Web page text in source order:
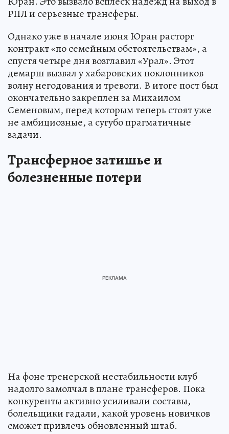
РПЛ и серьезные трансферы.
Однако уже в начале июня Юран расторг
контракт «по семейным обстоятельствам», а
спустя четыре дня возглавил «Урал». Этот
демарш вызвал у хабаровских поклонников
волну негодования и тревоги. В итоге пост был
окончательно закреплен за Михаилом
Семеновым, перед которым теперь стоят уже
не амбициозные, а сугубо прагматичные
задачи.
Трансферное затишье и
болезненные потери
На фоне тренерской нестабильности клуб
надолго замолчал в плане трансферов. Пока
конкуренты активно усиливали составы,
болельщики гадали, какой уровень новичков
сможет привлечь обновленный штаб.